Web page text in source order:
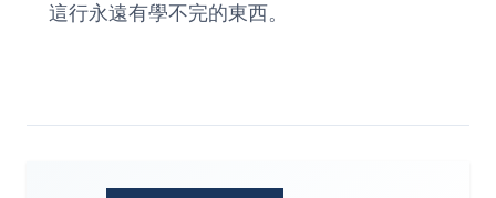
這行永遠有學不完的東西。